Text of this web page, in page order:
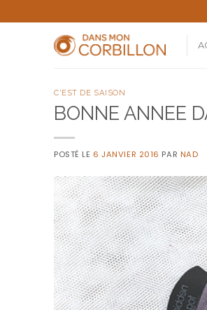
to
C'EST DE SAISON
BONNE ANNEE
POSTÉ LE 6 JANVIER 2016 PAR NAD